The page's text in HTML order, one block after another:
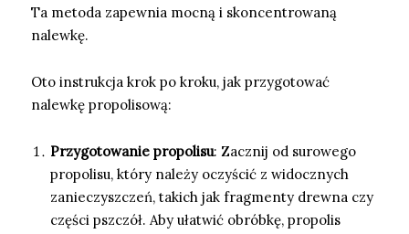
Ta metoda zapewnia mocną i skoncentrowaną
nalewkę.
Oto instrukcja krok po kroku, jak przygotować
nalewkę propolisową:
Przygotowanie propolisu: Zacznij od surowego
propolisu, który należy oczyścić z widocznych
zanieczyszczeń, takich jak fragmenty drewna czy
części pszczół. Aby ułatwić obróbkę, propolis